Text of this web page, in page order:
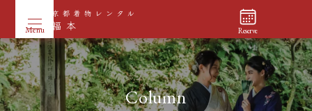
Reserve
Column